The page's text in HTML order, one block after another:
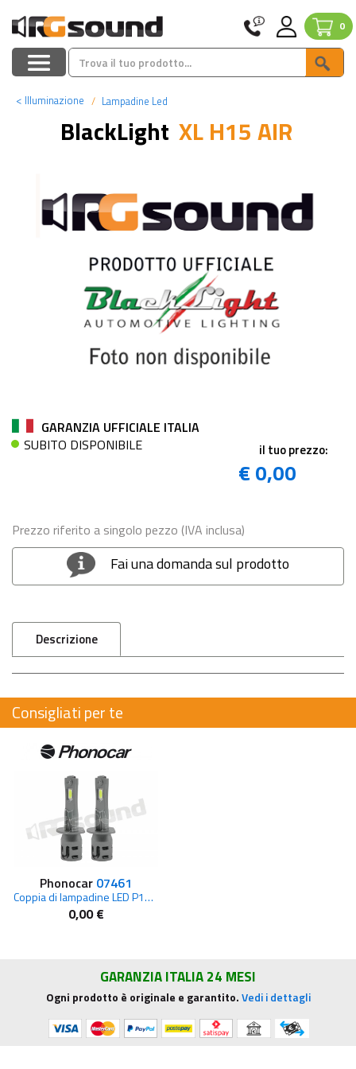
0
< Illuminazione Lampadine Led
BlackLight XL H15 AIR
GARANZIA UFFICIALE ITALIA
SUBITO DISPONIBILE
il tuo prezzo:
€ 0,00
Prezzo riferito a singolo pezzo (IVA inclusa)
Fai una domanda sul prodotto
Descrizione
Consigliati per te
Phonocar 07461
Coppia di lampadine LED P14.5s
0,00 €
GARANZIA ITALIA 24 MESI
Ogni prodotto è originale e garantito.Vedi i dettagli